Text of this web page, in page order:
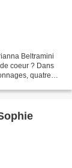
Beltramini
coeur ? Dans
quatre